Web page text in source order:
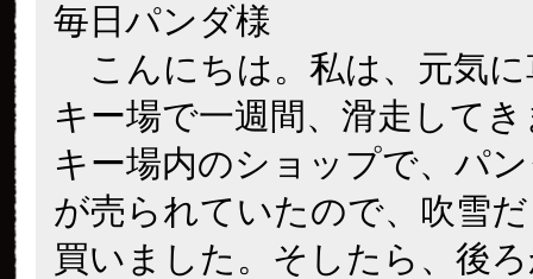
毎日パンダ様
こんにちは。私は、元気に
キー場で一週間、滑走して
キー場内のショップで、パ
が売られていたので、吹雪
買いました。そしたら、後